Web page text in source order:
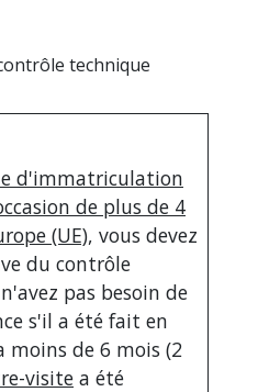
technique
d'immatriculation
de plus de 4
(UE), vous devez
du contrôle
pas besoin de
s'il a été fait en
moins de 6 mois (2
visite a été